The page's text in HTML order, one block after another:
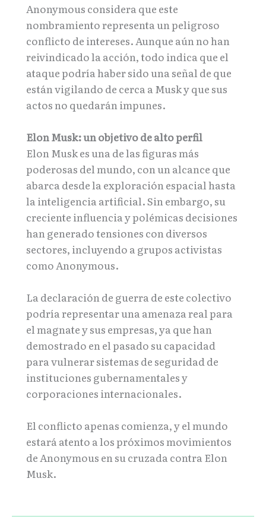
Anonymous considera que este
nombramiento representa un peligroso
conflicto de intereses. Aunque aún no han
reivindicado la acción, todo indica que el
ataque podría haber sido una señal de que
están vigilando de cerca a Musk y que sus
actos no quedarán impunes.
Elon Musk: un objetivo de alto perfil
Elon Musk es una de las figuras más
poderosas del mundo, con un alcance que
abarca desde la exploración espacial hasta
la inteligencia artificial. Sin embargo, su
creciente influencia y polémicas decisiones
han generado tensiones con diversos
sectores, incluyendo a grupos activistas
como Anonymous.
La declaración de guerra de este colectivo
podría representar una amenaza real para
el magnate y sus empresas, ya que han
demostrado en el pasado su capacidad
para vulnerar sistemas de seguridad de
instituciones gubernamentales y
corporaciones internacionales.
El conflicto apenas comienza, y el mundo
estará atento a los próximos movimientos
de Anonymous en su cruzada contra Elon
Musk.